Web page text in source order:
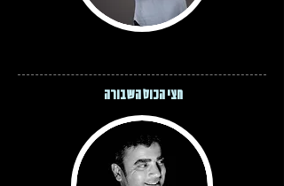
חצי הכוס השבורה